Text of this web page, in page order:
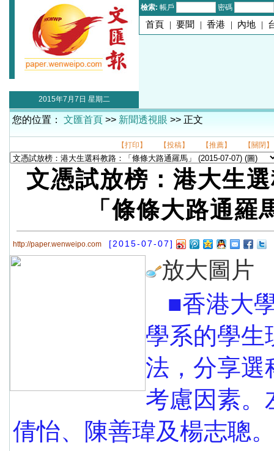
檢索: 帳戶 密碼
首頁 | 要聞 | 香港 | 內地 |
2015年7月7日 星期二
您的位置： 文匯首頁 >> 新聞透視眼 >> 正文
【打印】 【投稿】 【推薦】 【關閉】
文憑試放榜：港大生
「條條大路通羅
http://paper.wenweipo.com [2015-07-07]
放大圖片
■香港大
學系的學生
法，分享選
考慮因素。
倩怡、陳善瑋及楊志聰